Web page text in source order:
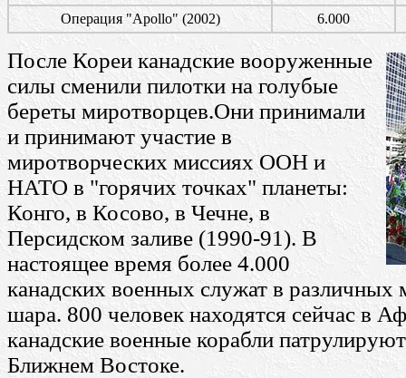
Операция "Apollo" (2002)
6.000
После Кореи канадские вооруженные
силы сменили пилотки на голубые
береты миротворцев.Они принимали
и принимают участие в
миротворческих миссиях ООН и
НАТО в "горячих точках" планеты:
Конго, в Косово, в Чечне, в
Персидском заливе (1990-91). В
настоящее время более 4.000
канадских военных служат в различных
шара. 800 человек находятся сейчас в
канадские военные корабли
Ближнем Востоке.